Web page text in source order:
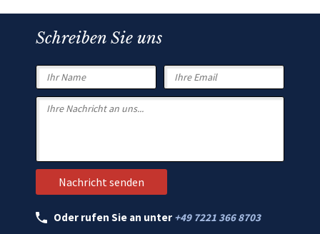
Schreiben Sie uns
Oder rufen Sie an unter +49 7221 366 8703